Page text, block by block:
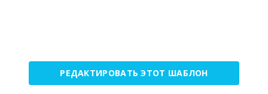
РЕДАКТИРОВАТЬ ЭТОТ ШАБЛОН